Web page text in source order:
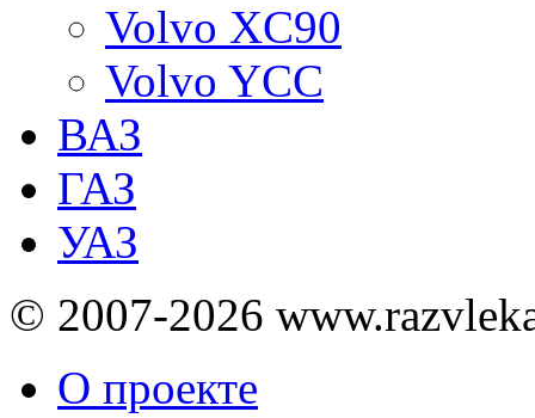
Volvo XC90
Volvo YCC
ВАЗ
ГАЗ
УАЗ
© 2007-2026
О проекте